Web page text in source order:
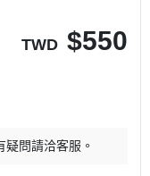
TWD $550
問請洽客服。